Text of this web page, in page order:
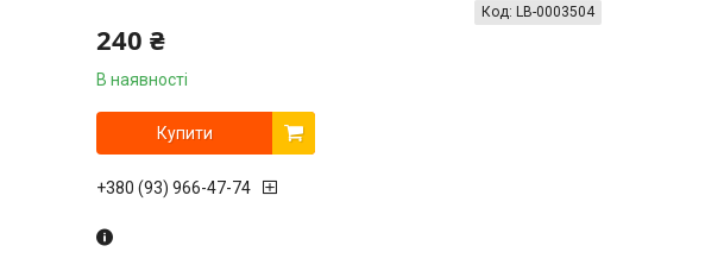
240 ₴
В наявності
Код: LB-0003504
Купити
+380 (93) 966-47-74